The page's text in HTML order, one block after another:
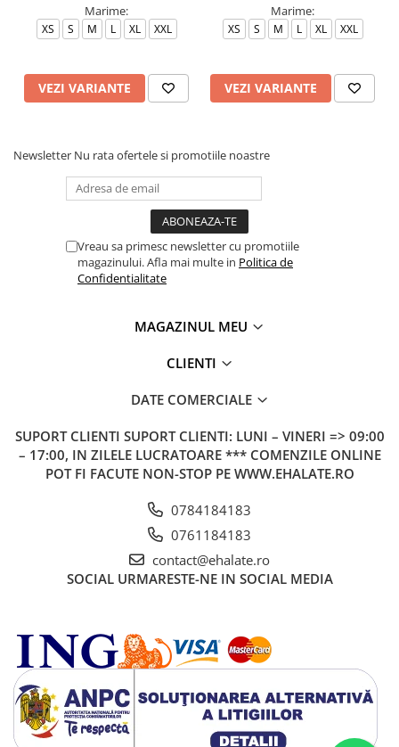
Marime:
XS S M L XL XXL
VEZI VARIANTE
Marime:
XS S M L XL XXL
VEZI VARIANTE
Newsletter Nu rata ofertele si promotiile noastre
Vreau sa primesc newsletter cu promotiile
magazinului. Afla mai multe in Politica de
Confidentialitate
MAGAZINUL MEU
CLIENTI
DATE COMERCIALE
SUPORT CLIENTI SUPORT CLIENTI: LUNI – VINERI => 09:00
– 17:00, IN ZILELE LUCRATOARE *** COMENZILE ONLINE
POT FI FACUTE NON-STOP PE WWW.EHALATE.RO
0784184183
0761184183
contact@ehalate.ro
SOCIAL URMARESTE-NE IN SOCIAL MEDIA